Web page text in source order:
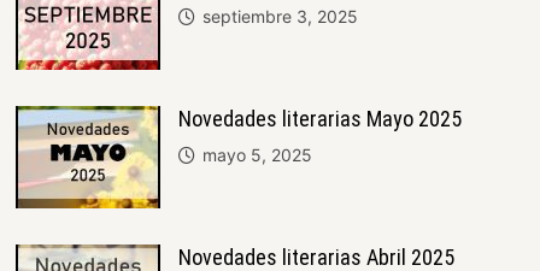
septiembre 3, 2025
Novedades literarias Mayo 2025
mayo 5, 2025
Novedades literarias Abril 2025